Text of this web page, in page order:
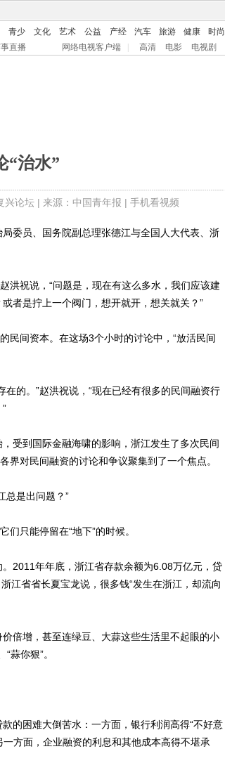
青少 文化 艺术 公益 产经 汽车 旅游 健康 时尚
直播 网络电视客户端 高清 电影 电视剧
“治水”
兴论坛| 来源：中国青年报 | 手机看视频
员、国务院副总理张德江与全国人大代表、浙
祝说，“问题是，现在有这么多水，我们应该建
者是拧上一个阀门，想开就开，想关就关？”
间资本。在这场3个小时的讨论中，“放活民间
的。”赵洪祝说，“现在已经有很多的民间融资行
受到国际金融海啸的影响，浙江发生了多次民间
界对民间融资的讨论和争议聚集到了一个焦点。
是出问题？”
只能停留在“地下”的时候。
年年底，浙江省存款余额为6.08万亿元，贷
江省省长夏宝龙说，很多钱“发生在浙江，却流向
增，甚至连绿豆、大蒜这些生活里不起眼的小
蒜你狠”。
困难大倒苦水：一方面，银行利润高得“不好意
方面，企业融资的利息和其他成本高得不堪承